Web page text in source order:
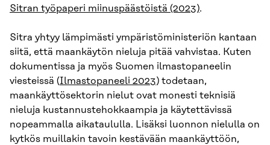
Sitran työpaperi miinuspäästöistä (2023).
Sitra yhtyy lämpimästi ympäristöministeriön kantaan
siitä, että maankäytön nieluja pitää vahvistaa. Kuten
dokumentissa ja myös Suomen ilmastopaneelin
viesteissä (Ilmastopaneeli 2023) todetaan,
maankäyttösektorin nielut ovat monesti teknisiä
nieluja kustannustehokkaampia ja käytettävissä
nopeammalla aikataululla. Lisäksi luonnon nielulla on
kytkös muillakin tavoin kestävään maankäyttöön,